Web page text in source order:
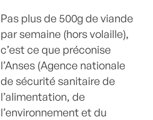
Pas plus de 500g de viande
par semaine (hors volaille),
c’est ce que préconise
l’Anses (Agence nationale
de sécurité sanitaire de
l’alimentation, de
l’environnement et du